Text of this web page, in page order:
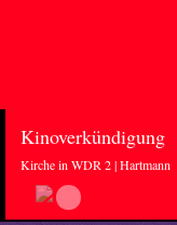
Kinoverkündigung
Kirche in WDR 2 | Hartmann